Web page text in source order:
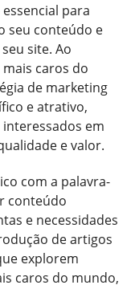
para
seu conteúdo e
site. Ao
caros do
de marketing
e atrativo,
em
e valor.
com a palavra-
conteúdo
e necessidades
de artigos
explorem
caros do mundo,